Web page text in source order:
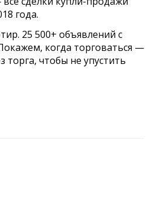
года.
25 500+ объявлений с
когда торговаться —
торга, чтобы не упустить